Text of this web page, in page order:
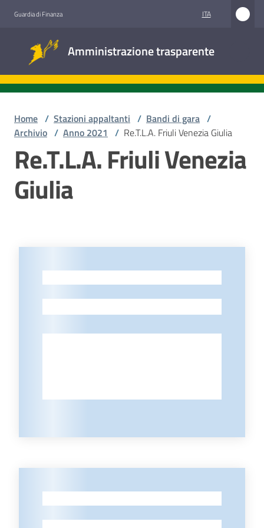
Guardia di Finanza ITA
Amministrazione trasparente
trasparente
Accesso
civico
Stazioni
Home / Stazioni appaltanti / Bandi di gara /
Archivio / Anno 2021 / Re.T.L.A. Friuli Venezia Giulia
Re.T.L.A. Friuli Venezia
Giulia
-
-